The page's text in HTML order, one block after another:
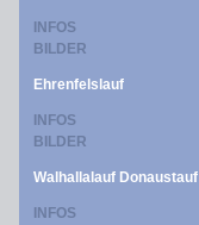
INFOS
BILDER
Ehrenfelslauf
INFOS
BILDER
Walhallalauf Donaustauf
INFOS